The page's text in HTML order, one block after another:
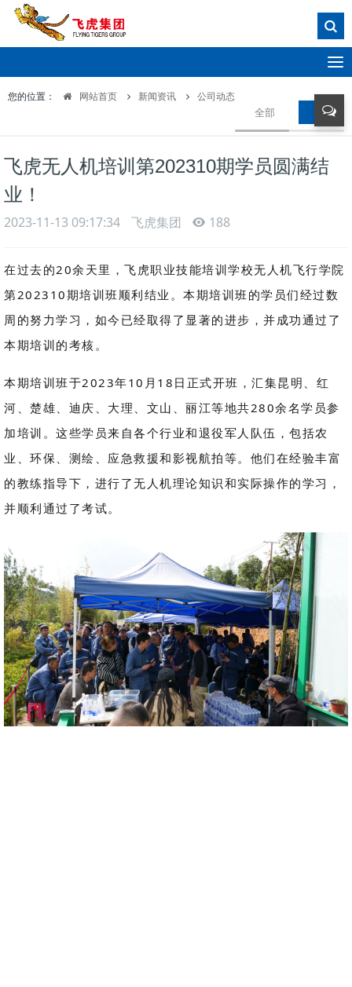
T
o
g
g
l
t
i
o
n
您的位置： 网站首页 新闻资讯 公司动态
全部 公司动
飞虎无人机培训第202310期学员圆满结
业！
2023-11-13 09:17:34 飞虎集团 188
在过去的20余天里，飞虎职业技能培训学校无人机飞行学院
第202310期培训班顺利结业。本期培训班的学员们经过数
周的努力学习，如今已经取得了显著的进步，并成功通过了
本期培训的考核。
本期培训班于2023年10月18日正式开班，汇集昆明、红
河、楚雄、迪庆、大理、文山、丽江等地共280余名学员参
加培训。这些学员来自各个行业和退役军人队伍，包括农
业、环保、测绘、应急救援和影视航拍等。他们在经验丰富
的教练指导下，进行了无人机理论知识和实际操作的学习，
并顺利通过了考试。